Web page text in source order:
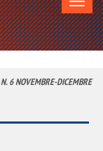
N. 6 NOVEMBRE-DICEMBRE